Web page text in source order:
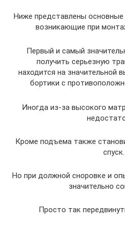
Ниже представлены
возникающие при
Первый и самый
получить серьезную
находится на значительной
бортики с
Иногда из-за высокого
Кроме подъема также
спуск.
Но при должной сноровке и
значительно
Просто так